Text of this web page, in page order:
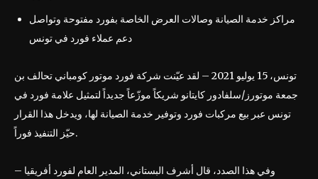
مراكز خدمة الصيانة وصالات العرض الخاصة بفورد مفتوحة وتواصل
دعم عملاء فورد في تونس
تونس، 15 يوليو 2021 – لقد عيّنت شركة فورد موتور كومباني تحالف بن
جمعة موتورز/سلفادور كايتانو شريكاً موزّعاً جديداً لتمثيل علامة فورد في
تونس عبر بيع مركبات فورد وتوفير خدمة الصيانة لها، ويدخل هذا القرار
حيّز التنفيذ فوراً.
وفي هذا الصدد، قال أشرف البستاني، المدير العام لفورد أفريقيا –